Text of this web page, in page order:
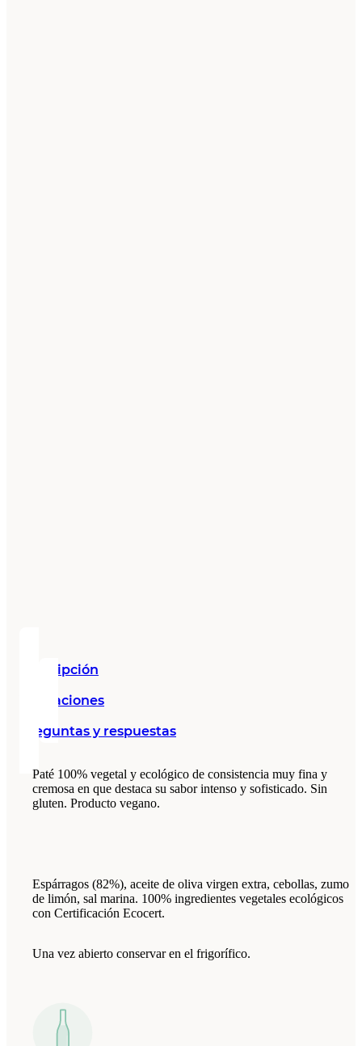
Descripción
Valoraciones
Preguntas y respuestas
Paté 100% vegetal y ecológico de consistencia muy fina y
cremosa en que destaca su sabor intenso y sofisticado. Sin
gluten. Producto vegano.
Espárragos (82%), aceite de oliva virgen extra, cebollas, zumo
de limón, sal marina. 100% ingredientes vegetales ecológicos
con Certificación Ecocert.
Una vez abierto conservar en el frigorífico.